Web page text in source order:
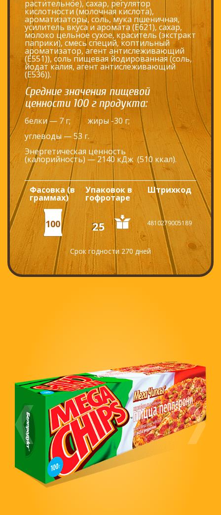
растительное), сахар, регулятор
кислотности (молочная кислота),
ароматизаторы, соль, мука пшеничная,
усилитель вкуса и аромата (Е621), сахар,
молоко цельное сухое, краситель (экстракт
паприки), смесь специй, коптильный
ароматизатор, агент антислеживающий
(Е551)), соль пищевая йодированная (соль,
йодат калия, агент антислеживающий
(Е536)).
Средние значения пищевой
ценности 100 г продукта:
белки — 7 г;
жиры -30 г;
углеводы — 53 г.
Энергетическая ценность
(калорийность) — 2140 кДж (510 ккал).
Фасовка (в
граммах)
Упаковок в
гофротаре
Штрихкод
100 25 4810279005189
Срок годности 270 дней